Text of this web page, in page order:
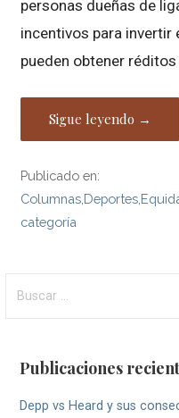
personas dueñas de
incentivos para invertir
pueden obtener
Sigue leyendo →
Publicado en:
Columnas Deportes
categoría
Publicaciones
Depp vs Heard y sus